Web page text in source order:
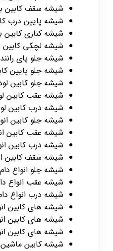
شیشه سقف کابین
شیشه پایین درب
شیشه کناری کابین
شیشه لچکی
شیشه جلو پای
شیشه جلو پایین
شیشه جلو کابین
شیشه عقب کابین
شیشه درب کابین
شیشه جلو کابین
شیشه عقب کابین
شیشه درب کابین
شیشه سقف کابین
شیشه جلو انواع
شیشه عقب انواع
شیشه درب انواع
شیشه های کابین
شیشه های کابین
شیشه های کابین
شیشه کابین